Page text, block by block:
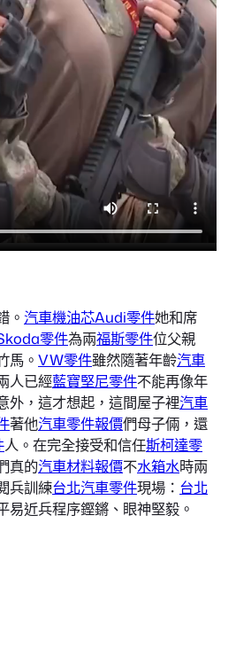
。 汽車機油芯Audi零件她和席
零件為兩福斯零件位父親
馬。 VW零件雖然隨著年齡汽車
人已經藍寶堅尼零件不能再像年
外，這才想起，這間屋子裡汽車
著他汽車零件報價們母子倆，還
人。在完全接受和信任斯柯達零
真的汽車材料報價不水箱水時兩
兵訓練台北汽車零件現場： 台北
易近兵程序鏗鏘、眼神堅毅。